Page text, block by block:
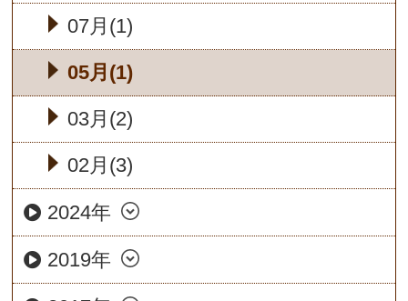
07月(1)
05月(1)
03月(2)
02月(3)
2024年
2019年